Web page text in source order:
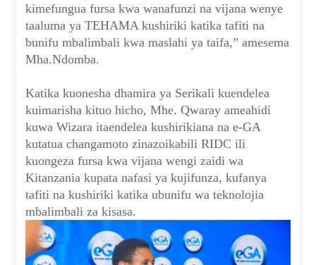
kimefungua fursa kwa wanafunzi na vijana wenye
taaluma ya TEHAMA kushiriki katika tafiti na
bunifu mbalimbali kwa maslahi ya taifa,” amesema
Mha.Ndomba.
Katika kuonesha dhamira ya Serikali kuendelea
kuimarisha kituo hicho, Mhe. Qwaray ameahidi
kuwa Wizara itaendelea kushirikiana na e-GA
kutatua changamoto zinazoikabili RIDC ili
kuongeza fursa kwa vijana wengi zaidi wa
Kitanzania kupata nafasi ya kujifunza, kufanya
tafiti na kushiriki katika ubunifu wa teknolojia
mbalimbali za kisasa.